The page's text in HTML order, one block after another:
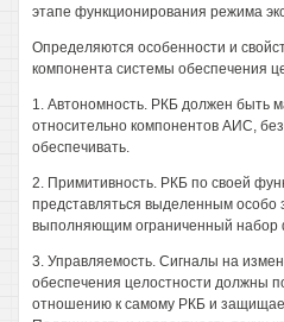
этапе функционирования режима
Определяются особенности и
компонента системы обеспечения
1. Автономность. РКБ должен быть
относительно компонентов АИС,
обеспечивать.
2. Примитивность. РКБ по своей
представляться выделенным
выполняющим ограниченный набор
3. Управляемость. Сигналы на
обеспечения целостности должны
отношению к самому РКБ и